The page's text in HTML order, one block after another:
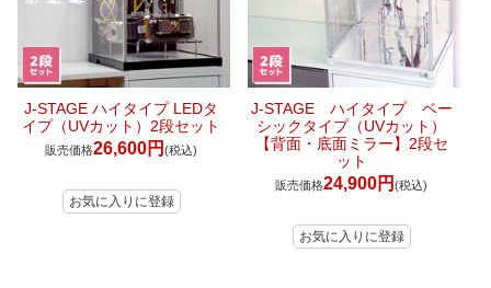
J-STAGE ハイタイプ LEDタ
イプ（UVカット）2段セット
販売価格26,600円(税込)
J-STAGE ハイタイプ ベー
シックタイプ（UVカット）
【背面・底面ミラー】2段セ
ット
販売価格24,900円(税込)